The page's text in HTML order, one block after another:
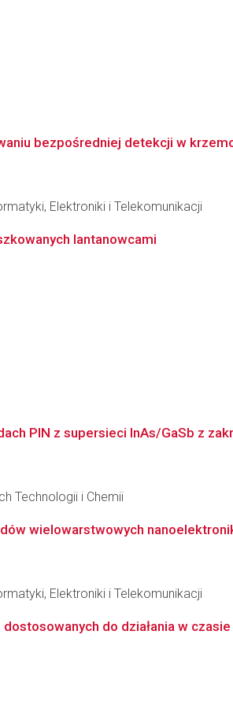
bezpośredniej detekcji w
Elektroniki i Telekomunikacji
lantanowcami
PIN z supersieci InAs/GaSb z
Technologii i Chemii
wielowarstwowych
Elektroniki i Telekomunikacji
do działania w